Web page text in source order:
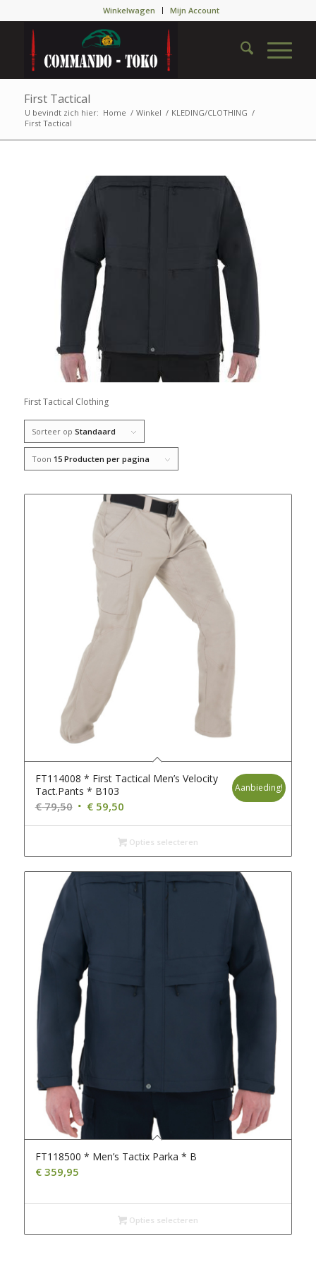
Winkelwagen Mijn Account
First Tactical
U bevindt zich hier: Home / Winkel / KLEDING/CLOTHING /
First Tactical
First Tactical Clothing
Sorteer op Standaard
Toon 15 Producten per pagina
FT114008 * First Tactical Men’s Velocity
Tact.Pants * B103
€79,50 Oorspronkelijke
prijs
€ 79,50.
€59,50Huidige
prijs
is:
€ 59,50.
Aanbieding!
Opties selecteren
FT118500 * Men’s Tactix Parka * B
€359,95
Opties selecteren